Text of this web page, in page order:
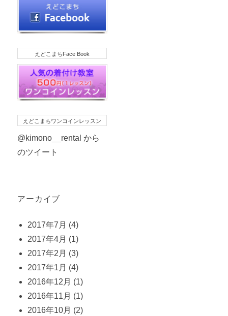
えどこまちFace Book
えどこまちワンコインレッスン
@kimono__rental から
のツイート
アーカイブ
2017年7月 (4)
2017年4月 (1)
2017年2月 (3)
2017年1月 (4)
2016年12月 (1)
2016年11月 (1)
2016年10月 (2)